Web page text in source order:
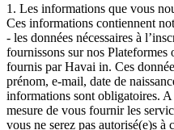
1. Les informations que vous
Ces informations contiennent
- les données nécessaires à
fournissons sur nos Plateformes
fournis par Havai in. Ces
prénom, e-mail, date de
informations sont obligatoires.
mesure de vous fournir les
vous ne serez pas autorisé(e)s à